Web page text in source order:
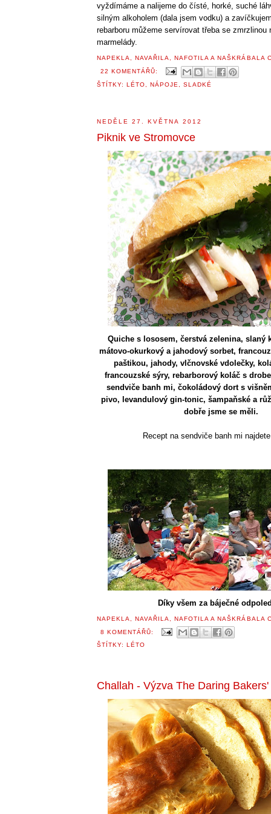
vyždímáme a nalijeme do čísté, horké, suché
silným alkoholem (dala jsem vodku) a
rebarboru můžeme servírovat třeba se zmrzlinou
marmelády.
NAPEKLA, NAVAŘILA, NAFOTILA A NAŠKRÁBALA
22 KOMENTÁŘŮ:
ŠTÍTKY:LÉTO ,NÁPOJE ,SLADKÉ
NEDĚLE 27. KVĚTNA 2012
Piknik ve Stromovce
Quiche s lososem, čerstvá zelenina, slaný
mátovo-okurkový a jahodový sorbet,
paštikou, jahody, vlčnovské vdolečky,
francouzské sýry, rebarborový koláč s
sendviče banh mi, čokoládový dort s
pivo, levandulový gin-tonic, šampaňské a
dobře jsme se měli.
Recept na sendviče banh mi
Díky všem za báječné
NAPEKLA, NAVAŘILA, NAFOTILA A NAŠKRÁBALA
8 KOMENTÁŘŮ:
ŠTÍTKY: LÉTO
Challah - Výzva The Daring Bakers'